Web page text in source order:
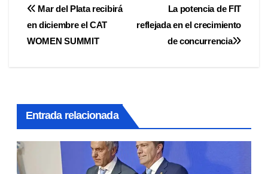
Navegación
de
La potencia de FIT
reflejada en el crecimiento
de concurrencia
Mar del Plata recibirá
en diciembre el CAT
WOMEN SUMMIT
Entrada relacionada